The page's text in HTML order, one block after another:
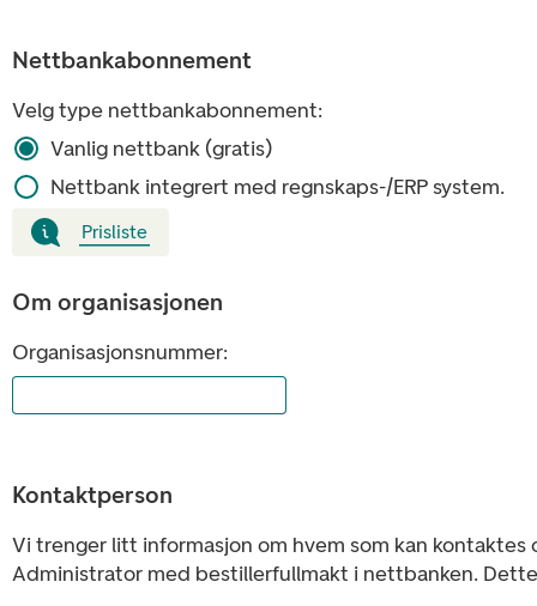
Nettbankabonnement
Velg type nettbankabonnement:
Vanlig nettbank (gratis)
Prisliste
Nettbank integrert med regnskaps-/ERP system.
Om organisasjonen
Organisasjonsnummer:
Kontaktperson
Vi trenger litt informasjon om hvem som kan
Administrator med bestillerfullmakt i nettbanken.